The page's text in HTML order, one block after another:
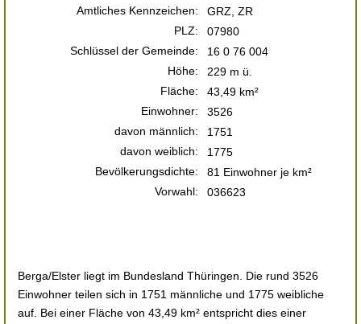
Amtliches Kennzeichen:
GRZ, ZR
PLZ:
07980
Schlüssel der Gemeinde:
16 0 76 004
Höhe:
229 m ü.
Fläche:
43,49 km²
Einwohner:
3526
davon männlich:
1751
davon weiblich:
1775
Bevölkerungsdichte:
81 Einwohner je km²
Vorwahl:
036623
Berga/Elster liegt im Bundesland Thüringen. Die rund 3526
Einwohner teilen sich in 1751 männliche und 1775 weibliche
auf. Bei einer Fläche von 43,49 km² entspricht dies einer